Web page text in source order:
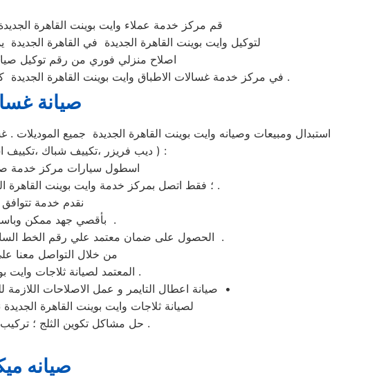
قم مركز خدمة عملاء وايت بوينت القاهرة الجديدة المعتمد في
لتوكيل وايت بوينت القاهرة الجديدة في القاهرة الجديدة يمكنك التواصل معنا
اصلاح منزلي فوري من رقم توكيل
في مركز خدمة غسالات الاطباق وايت بوينت القاهرة الجديدة كل ماعليكم هو الاتصال المباشر علي رقم توكيل صيانة ماكينات وايت بوينت القاهرة الجديدة المعتمد في مصر .
صيانة
،ميكروويف ،غسالة ملابس ،غسالة اطباق ،شاشة lcd ، شاشة led ، ديب فريزر ،تكييف شباك ،تكييف اسبليت ، دراير ) :
اسطول سيارات مركز خدمة
؛ فقط اتصل بمركز خدمة وايت بوينت القاهرة الجديدة ولمزيد من الاستفسارات كلمنا علي رقم توكيل وايت بوينت القاهرة الجديدة المختصر .
نقدم خدمة
بأقصي جهد ممكن وباسطة توكيل وايت بوينت القاهرة الجديدة– الخط الساخن 01210999852 .
الحصول على ضمان معتمد علي رقم الخط الساخن من خلال تواصلكم مع الرقم المختصر لصيانه وايت بوينت القاهرة الجديدة بالقاهرة الجديدة .
من خلال التواصل معنا
المعتمد لصيانة ثلاجات وايت بوينت فى القاهرة الجديدة وغيرها من المحافظات و الموقع الرسمي في مصر .
صيانة اعطال التايمر و عمل الاصلاحات اللازمة للدائرة الكهربائية و تصليح غسالات وايت بوينت القاهرة الجديدة فورا وبالمنزل فى القاهرة الجديدة •
لصيانة ثلاجات وايت بوينت القاهرة
حل مشاكل تكوين الثلج ؛ تركيب موتور الثلاجة ؛ شحن الفريون ؛ تغيير الثرموستات ؛ تغيير مجموعة النوفروست .
صيانه